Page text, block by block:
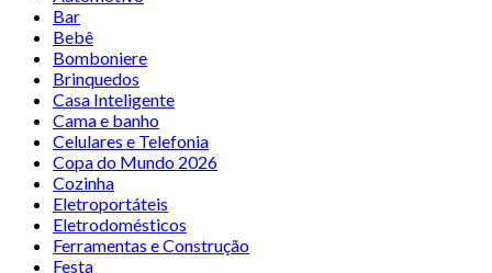
Bar
Bebê
Bomboniere
Brinquedos
Casa Inteligente
Cama e banho
Celulares e Telefonia
Copa do Mundo 2026
Cozinha
Eletroportáteis
Eletrodomésticos
Ferramentas e Construção
Festa